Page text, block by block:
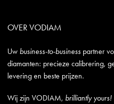
OVER VODIAM
Uw business-to-business partner
diamanten: precieze calibrering,
levering en beste prijzen.
Wij zijn VODIAM, brilliantly yours!